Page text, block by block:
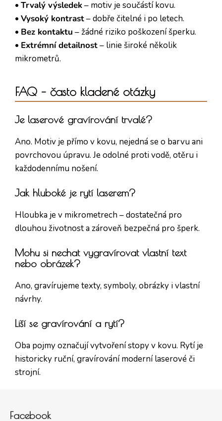
• Trvalý výsledek– motiv je součástí kovu.
• Vysoký kontrast– dobře čitelné i po letech.
• Bez kontaktu – žádné riziko poškození šperku.
• Extrémní detailnost– linie široké několik
mikrometrů.
FAQ – často kladené otázky
Je laserové gravírování trvalé?
Ano. Motiv je přímo v kovu, nejedná se o barvu ani
povrchovou úpravu. Je odolné proti vodě, otěru i
každodennímu nošení.
Jak hluboké je rytí laserem?
Hloubka je v mikrometrech – dostatečná pro
dlouhou životnost a zároveň bezpečná pro šperk.
Mohu si nechat vygravírovat vlastní text
nebo obrázek?
Ano, gravírujeme texty, symboly, obrázky i vlastní
návrhy.
Liší se gravírování a rytí?
Oba pojmy označují vytvoření stopy v kovu. Rytí je
historicky ruční, gravírování moderní laserové či
strojní.
Facebook